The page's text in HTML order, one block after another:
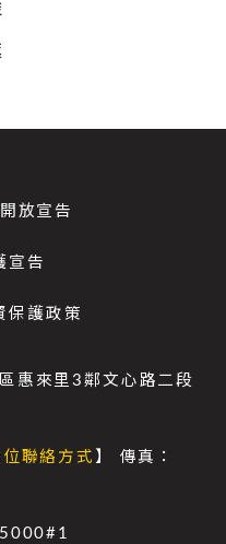
放宣告
宣告
保護政策
惠來里3鄰文心路二段
聯絡方式 】 傳真：